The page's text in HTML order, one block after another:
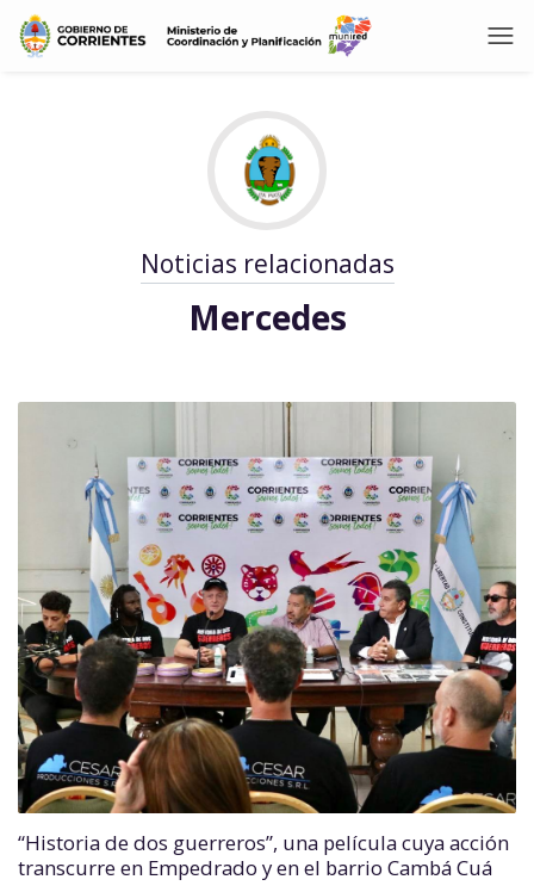
Noticias relacionadas
Mercedes
“Historia de dos guerreros”, una película cuya acción
transcurre en Empedrado y en el barrio Cambá Cuá